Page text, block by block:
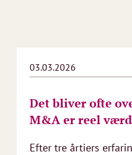
03.03.2026
Det bliver ofte
M&A er reel
Efter tre årtiers